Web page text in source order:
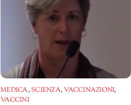
MEDICA,SCIENZA,VACCINAZIONI,
VACCINI